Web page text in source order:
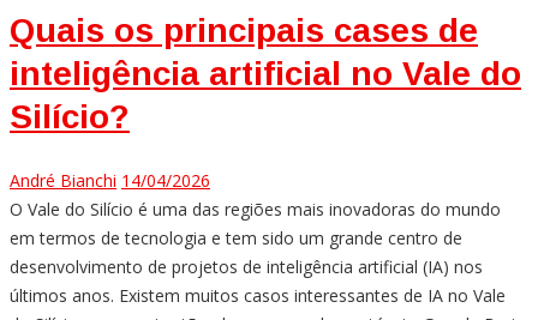
Quais os principais cases de
inteligência artificial no Vale do
Silício?
André Bianchi 14/04/2026
O Vale do Silício é uma das regiões mais inovadoras do mundo
em termos de tecnologia e tem sido um grande centro de
desenvolvimento de projetos de inteligência artificial (IA) nos
últimos anos. Existem muitos casos interessantes de IA no Vale